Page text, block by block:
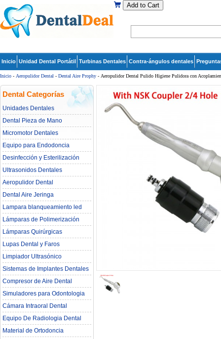
Add to Cart
Inicio Unidad Dental Portátil Turbinas Dentales Contra-ángulos dentales
Inicio - Aeropulidor Dental - Dental Aire Prophy - Aeropulidor Dental Pulido Higiene Pulidora con
Dental Categorías
Unidades Dentales
Dental Pieza de Mano
Micromotor Dentales
Equipo para Endodoncia
Desinfección y Esterilización
Ultrasonidos Dentales
Aeropulidor Dental
Dental Aire Jeringa
Lampara blanqueamiento led
dental
Lámparas de Polimerización
Lámparas Quirúrgicas
Lupas Dental y Faros
Limpiador Ultrasónico
Sistemas de Implantes Dentales
Compresor de Aire Dental
Simuladores para Odontologia
Cámara Intraoral Dental
Equipo De Radiologia Dental‎
Material de Ortodoncia